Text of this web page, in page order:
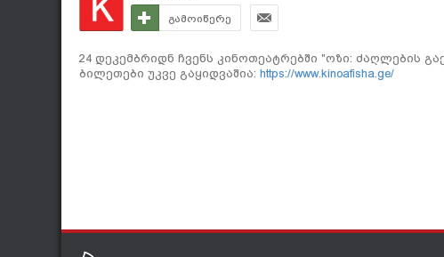
გამოიწერე
24 დეკემბრიდნ ჩვენს კინოთეატრებში "ოზი: ძაღლების
ბილეთები უკვე გაყიდვაშია: https://www.kinoafisha.ge/